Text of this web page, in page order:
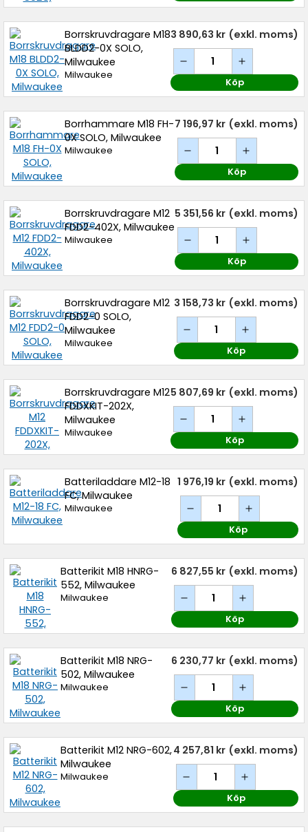
Borrskruvdragare M18
BLDD2-0X SOLO,
Milwaukee
Milwaukee
3 890,63 kr (exkl. moms)
Köp
Borrhammare M18 FH-
0X SOLO, Milwaukee
Milwaukee
7 196,97 kr (exkl. moms)
Köp
Borrskruvdragare M12
FDD2-402X, Milwaukee
Milwaukee
5 351,56 kr (exkl. moms)
Köp
Borrskruvdragare M12
FDD2-0 SOLO,
Milwaukee
Milwaukee
3 158,73 kr (exkl. moms)
Köp
Borrskruvdragare M12
FDDXKIT-202X,
Milwaukee
Milwaukee
5 807,69 kr (exkl. moms)
Köp
Batteriladdare M12-18
FC, Milwaukee
Milwaukee
1 976,19 kr (exkl. moms)
Köp
Batterikit M18 HNRG-
552, Milwaukee
Milwaukee
6 827,55 kr (exkl. moms)
Köp
Batterikit M18 NRG-
502, Milwaukee
Milwaukee
6 230,77 kr (exkl. moms)
Köp
Batterikit M12 NRG-602,
Milwaukee
Milwaukee
4 257,81 kr (exkl. moms)
Köp